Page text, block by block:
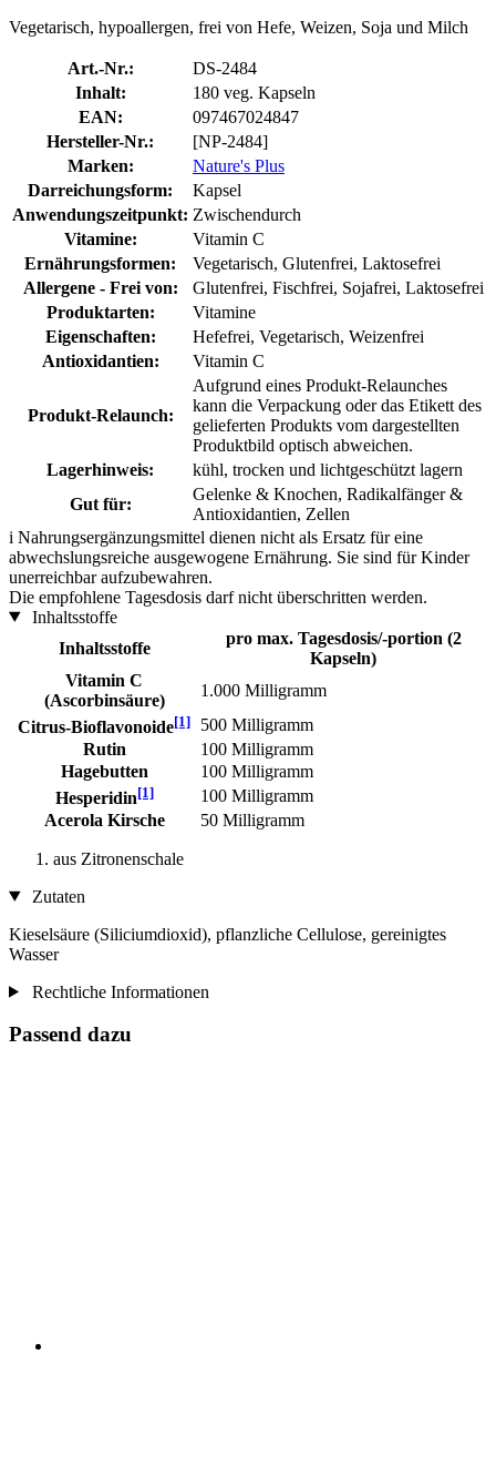
Vegetarisch, hypoallergen, frei von Hefe, Weizen, Soja und Milch
Art.-Nr.:
DS-2484
Inhalt:
180 veg. Kapseln
EAN:
097467024847
Hersteller-Nr.:
[NP-2484]
Marken:
Nature's Plus
Darreichungsform:
Kapsel
Anwendungszeitpunkt: Zwischendurch
Vitamine:
Vitamin C
Ernährungsformen:
Vegetarisch, Glutenfrei, Laktosefrei
Allergene - Frei von:
Glutenfrei, Fischfrei, Sojafrei, Laktosefrei
Produktarten:
Vitamine
Eigenschaften:
Hefefrei, Vegetarisch, Weizenfrei
Antioxidantien:
Vitamin C
Produkt-Relaunch:
Aufgrund eines Produkt-Relaunches
kann die Verpackung oder das Etikett des
gelieferten Produkts vom dargestellten
Produktbild optisch abweichen.
Lagerhinweis:
kühl, trocken und lichtgeschützt lagern
Gut für:
Gelenke & Knochen, Radikalfänger &
Antioxidantien, Zellen
i Nahrungsergänzungsmittel dienen nicht als Ersatz für eine
abwechslungsreiche ausgewogene Ernährung. Sie sind für Kinder
unerreichbar aufzubewahren.
Die empfohlene Tagesdosis darf nicht überschritten werden.
Inhaltsstoffe
Inhaltsstoffe
pro max. Tagesdosis/-portion (2
Kapseln)
Vitamin C
(Ascorbinsäure)
1.000 Milligramm
Citrus-Bioflavonoide[1]
500 Milligramm
Rutin
100 Milligramm
Hagebutten
100 Milligramm
Hesperidin[1]
100 Milligramm
Acerola Kirsche
50 Milligramm
aus Zitronenschale
Zutaten
Kieselsäure (Siliciumdioxid), pflanzliche Cellulose, gereinigtes
Wasser
Rechtliche Informationen
Passend dazu